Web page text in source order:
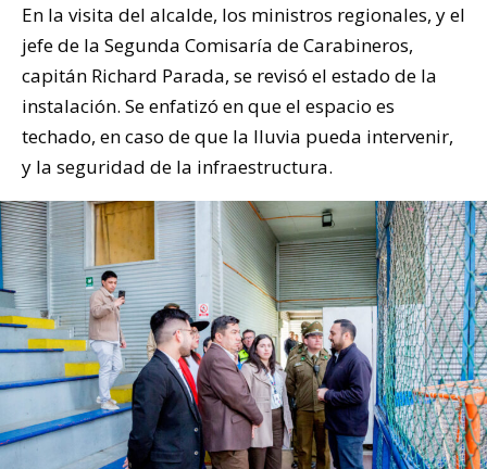
En la visita del alcalde, los ministros regionales, y el
jefe de la Segunda Comisaría de Carabineros,
capitán Richard Parada, se revisó el estado de la
instalación. Se enfatizó en que el espacio es
techado, en caso de que la lluvia pueda intervenir,
y la seguridad de la infraestructura.